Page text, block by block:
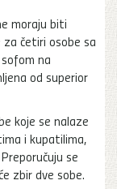
moraju biti
četiri osobe sa
na
od superior
koje se nalaze
i kupatilima,
se
zbir dve sobe.